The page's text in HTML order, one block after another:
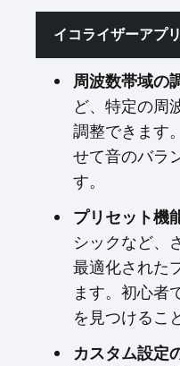
イコライザーアプ
周波数帯域の
ど、特定の周
調整できます
せて音のバラ
す。
プリセット機
シックなど、
最適化された
ます。初心者
を見つけるこ
カスタム設定